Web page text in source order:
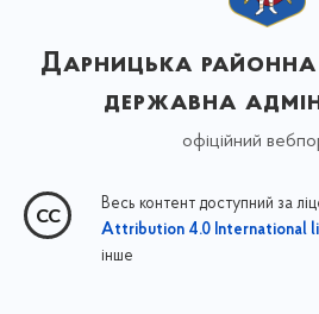
Дарницька районна
державна
офіційний
Весь контент доступний за
Attribution 4.0 International
інше